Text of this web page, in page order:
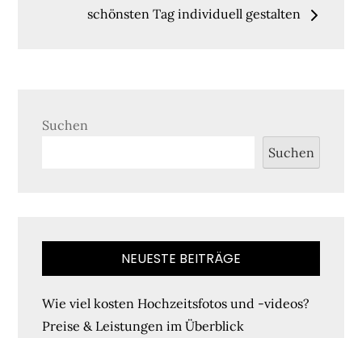
schönsten Tag individuell gestalten
Suchen
Suchen
NEUESTE BEITRÄGE
Wie viel kosten Hochzeitsfotos und -videos?
Preise & Leistungen im Überblick